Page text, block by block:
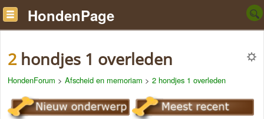
HondenPage
2 hondjes 1 overleden
HondenForum > Afscheid en memoriam > 2 hondjes 1 overleden